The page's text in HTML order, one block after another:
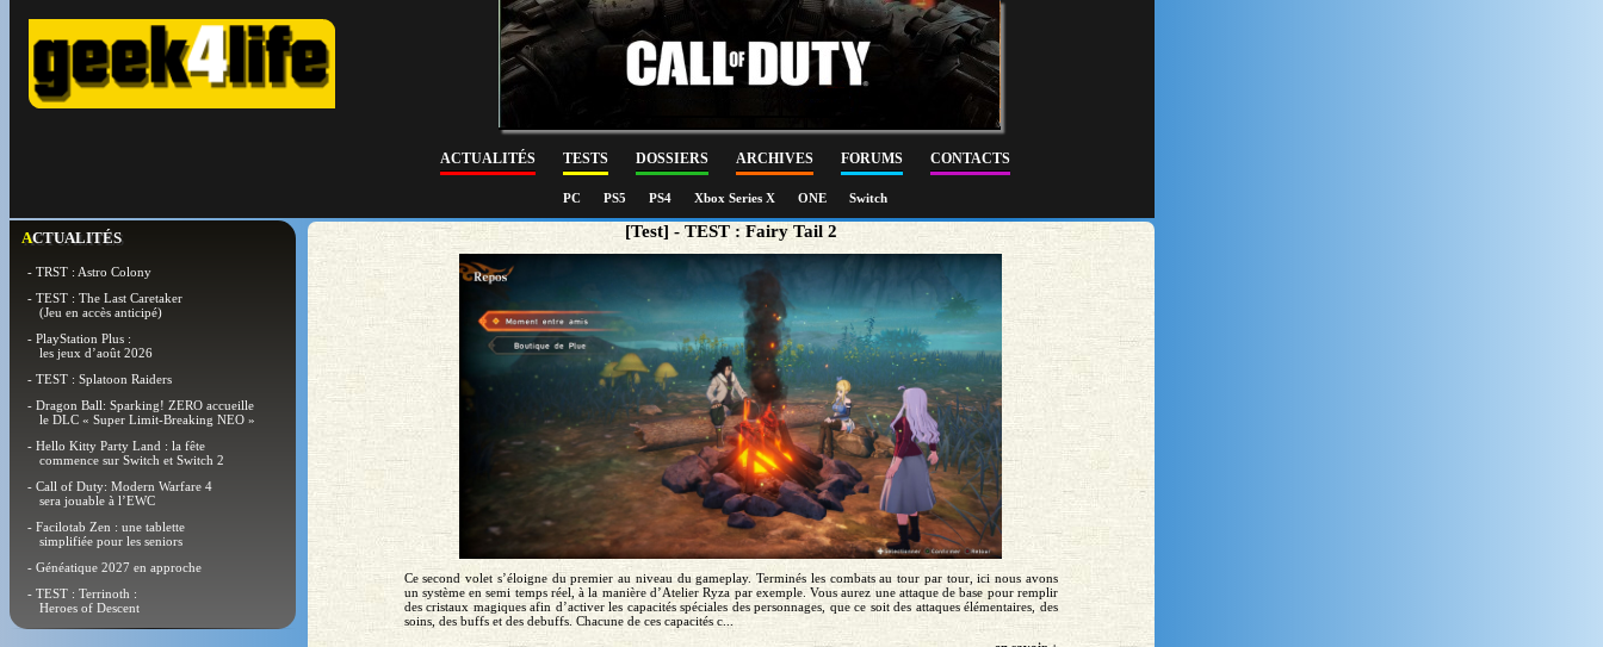
ACTUALITÉS TESTS DOSSIERS ARCHIVES FORUMS CONTACTS
PC PS5 PS4 Xbox Series X ONE Switch
ACTUALITÉS
- TRST : Astro Colony
- TEST : The Last Caretaker
(Jeu en accès anticipé)
- PlayStation Plus :
les jeux d’août 2026
- TEST : Splatoon Raiders
- Dragon Ball: Sparking! ZERO accueille
le DLC « Super Limit-Breaking NEO »
- Hello Kitty Party Land : la fête
commence sur Switch et Switch 2
- Call of Duty: Modern Warfare 4
sera jouable à l’EWC
- Facilotab Zen : une tablette
simplifiée pour les seniors
- Généatique 2027 en approche
- TEST : Terrinoth :
Heroes of Descent
[Test] - TEST : Fairy Tail 2
Ce second volet s’éloigne du premier au niveau du gameplay. Terminés les combats au tour par tour, ici nous avons
un système en semi temps réel, à la manière d’Atelier Ryza par exemple. Vous aurez une attaque de base pour remplir
des cristaux magiques afin d’activer les capacités spéciales des personnages, que ce soit des attaques élémentaires, des
soins, des buffs et des debuffs. Chacune de ces capacités c...